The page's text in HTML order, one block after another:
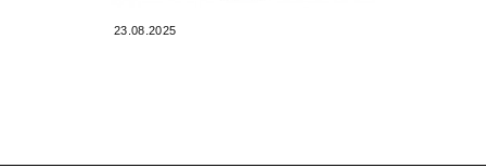
23.08.2025